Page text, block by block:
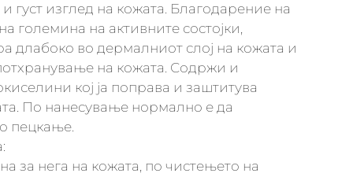
густ изглед на кожата. Благодарение на
големина на активните состојки,
длабоко во дермалниот слој на кожата и
на кожата. Содржи и
кој ја поправа и заштитува
По нанесување нормално е да
пецкање.
за нега на кожата, по чистењето на